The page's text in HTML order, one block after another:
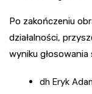
Po zakończeniu
działalności,
wyniku
dh Eryk